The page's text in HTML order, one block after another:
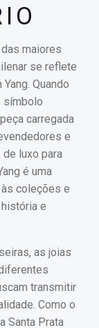
maiores
se reflete
Quando
símbolo
carregada
e
luxo para
é uma
coleções e
e
as joias
transmitir
Como o
Santa Prata